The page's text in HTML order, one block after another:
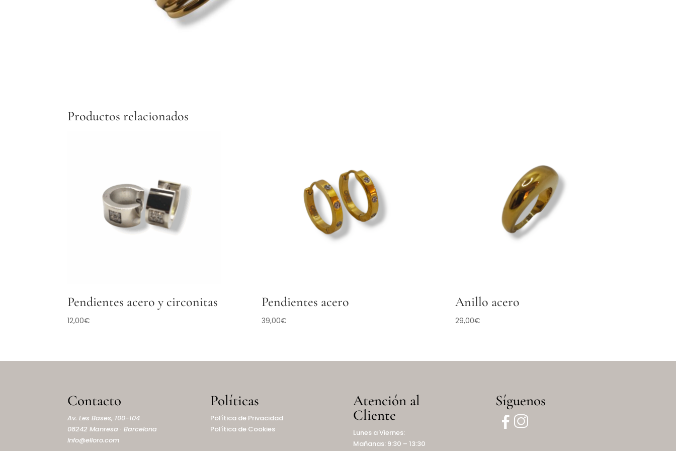
Productos relacionados
Pendientes acero y circonitas
12,00€
Pendientes acero
39,00€
Anillo acero
29,00€
Contacto
Av. Les Bases, 100-104
08242 Manresa · Barcelona
info@elioro.com
Políticas
Política de Privacidad
Política de Cookies
Atención al
Cliente
Lunes a Viernes:
Mañanas: 9:30 – 13:30
Síguenos